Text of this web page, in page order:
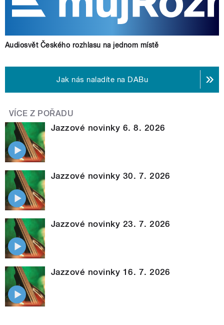
Audiosvět Českého rozhlasu na jednom místě
Jak nás naladíte na DABu
VÍCE Z POŘADU
Jazzové novinky 6. 8. 2026
Jazzové novinky 30. 7. 2026
Jazzové novinky 23. 7. 2026
Jazzové novinky 16. 7. 2026